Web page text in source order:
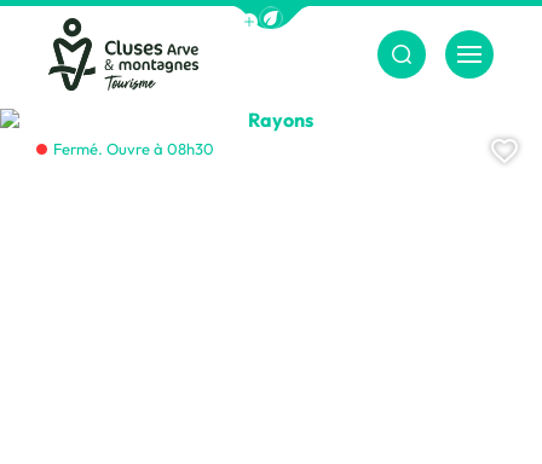
Afficher la barre de navigation du
Cluses Arve &amp; montagnes
Menu
Rayons, © Pixabay
Fermé. Ouvre à 08h30